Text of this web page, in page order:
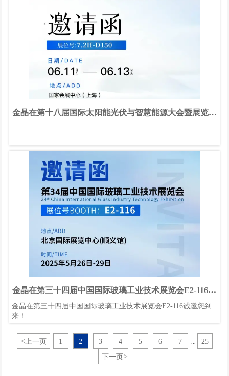
金晶在第十八届国际太阳能光伏与智慧能源大会暨展览会
金晶在第三十四届中国国际玻璃工业技术展览会E2-116诚
邀您到来！
金晶在第三十四届中国国际玻璃工业技术展览会E2-116诚邀您到
来！
<上一页 1 2 3 4 5 6 7 ...
25
下一页 >